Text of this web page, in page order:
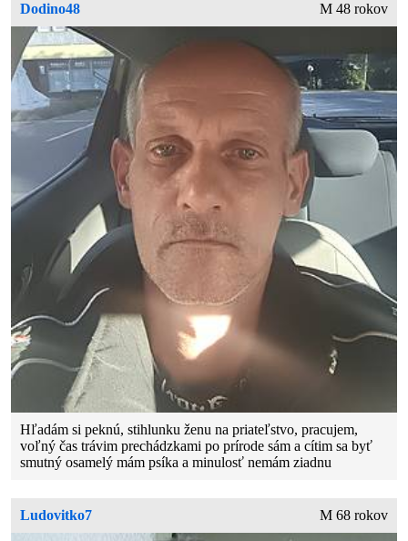
Dodino48 M 48 rokov
Hľadám si peknú, stihlunku ženu na priateľstvo, pracujem,
voľný čas trávim prechádzkami po prírode sám a cítim sa byť
smutný osamelý mám psíka a minulosť nemám ziadnu
Ludovitko7 M 68 rokov